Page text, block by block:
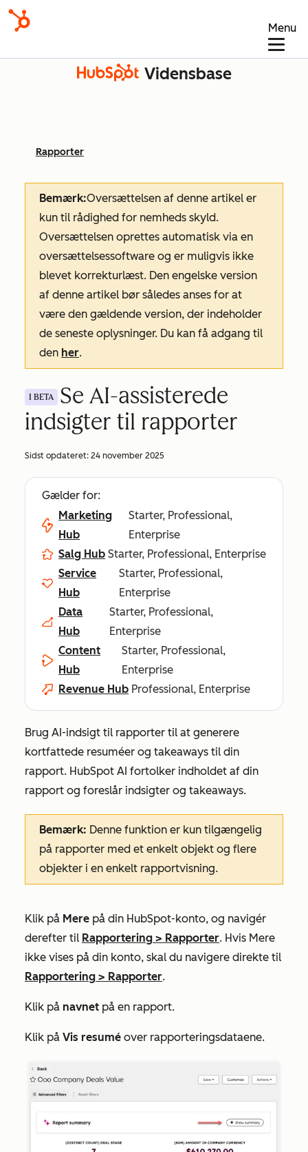
Menu
Vidensbase
Rapporter
Bemærk:Oversættelsen af denne artikel er
kun til rådighed for nemheds skyld.
Oversættelsen oprettes automatisk via en
oversættelsessoftware og er muligvis ikke
blevet korrekturlæst. Den engelske version
af denne artikel bør således anses for at
være den gældende version, der indeholder
de seneste oplysninger. Du kan få adgang til
den her.
I BETA
Se AI-assisterede
indsigter til rapporter
Sidst opdateret: 24 november 2025
Gælder for:
Marketing
Hub
Starter, Professional,
Enterprise
Salg Hub Starter, Professional, Enterprise
Service
Hub
Starter, Professional,
Enterprise
Data
Hub
Starter, Professional,
Enterprise
Content
Hub
Starter, Professional,
Enterprise
Revenue Hub Professional, Enterprise
Brug AI-indsigt til rapporter til at generere
kortfattede resuméer og takeaways til din
rapport. HubSpot AI fortolker indholdet af din
rapport og foreslår indsigter og takeaways.
Bemærk: Denne funktion er kun tilgængelig
på rapporter med et enkelt objekt og flere
objekter i en enkelt rapportvisning.
Klik på Mere på din HubSpot-konto, og navigér
derefter til Rapportering > Rapporter. Hvis Mere
ikke vises på din konto, skal du navigere direkte til
Rapportering > Rapporter.
Klik på navnet på en rapport.
Klik på Vis resumé over rapporteringsdataene.